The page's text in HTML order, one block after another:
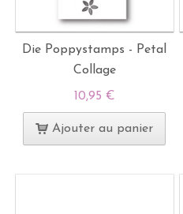
Die Poppystamps - Petal
Collage
10,95 €
Ajouter au panier